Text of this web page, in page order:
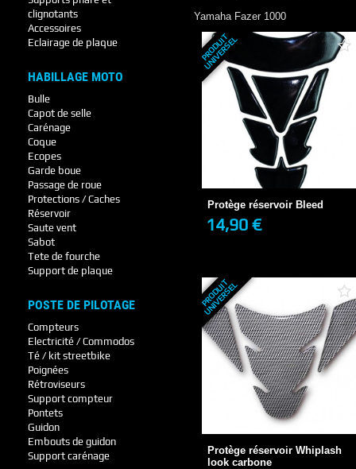
clignotants
Accessoires
Eclairage de plaque
HABILLAGE MOTO
Bulle
Capot de selle
Carénage
Coque
Ecopes
Garde boue
Passage de roue
Protections / Caches
Réservoir
Saute vent
Sabot
Tete de fourche
Support de plaque
POSTE DE PILOTAGE
Compteurs
Electricité / Commodos
Té / kit streetbike
Poignées
Rétroviseurs
Support compteur
Pontets
Guidon
Embouts de guidon
Support carénage
Yamaha Fazer 1000
P
R
O
D
U
I
T
U
N
I
V
E
R
S
E
L
Protège réservoir Bleed
14,90 €
Protège réservoir Bleed
14,90 € EN STOCK
P
R
O
D
U
I
T
U
N
I
V
E
R
S
E
L
Protège réservoir Whiplash
look carbone
Protège réservoir Whiplash
look carbone
11,61 €